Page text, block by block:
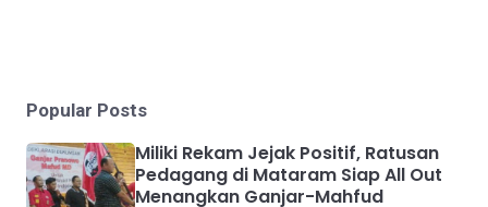
Popular Posts
Miliki Rekam Jejak Positif, Ratusan
Pedagang di Mataram Siap All Out
Menangkan Ganjar-Mahfud